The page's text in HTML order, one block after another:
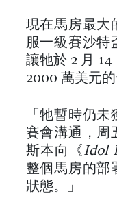
現在馬房最大
服一級賽沙特
讓牠於 2 月
2000 萬美元的
「牠暫時仍
賽會溝通，周
斯本向《 Idol
整個馬房的部
狀態。」